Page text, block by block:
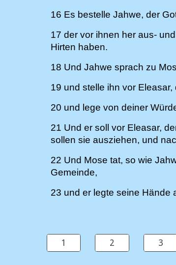
16 Es bestelle Jahwe, der
17 der vor ihnen her aus-
Hirten haben.
18 Und Jahwe sprach zu
19 und stelle ihn vor
20 und lege von deiner
21 Und er soll vor Eleasar,
sollen sie ausziehen, und
22 Und Mose tat, so wie
Gemeinde,
23 und er legte seine Hände
1 2 3